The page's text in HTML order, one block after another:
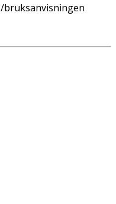
bruksanvisningen